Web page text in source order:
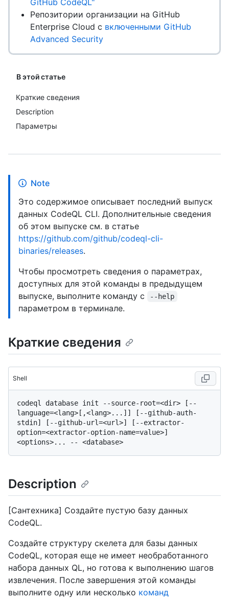
GitHub CodeQL"
Репозитории организации на GitHub
Enterprise Cloud с включенными GitHub
Advanced Security
В этой статье
Краткие сведения
Description
Параметры
Note
Это содержимое описывает последний выпуск
данных CodeQL CLI. Дополнительные сведения
об этом выпуске см. в статье
https://github.com/github/codeql-cli-
binaries/releases.
Чтобы просмотреть сведения о параметрах,
доступных для этой команды в предыдущем
выпуске, выполните команду с
--help
параметром в терминале.
Краткие сведения
Shell
codeql database init --source-root=<dir> [--
language=<lang>[,<lang>...]] [--github-auth-
stdin] [--github-url=<url>] [--extractor-
option=<extractor-option-name=value>]
Description
[Сантехника] Создайте пустую базу данных
CodeQL.
Создайте структуру скелета для базы данных
CodeQL, которая еще не имеет необработанного
набора данных QL, но готова к выполнению шагов
извлечения. После завершения этой команды
выполните одну или несколько команд